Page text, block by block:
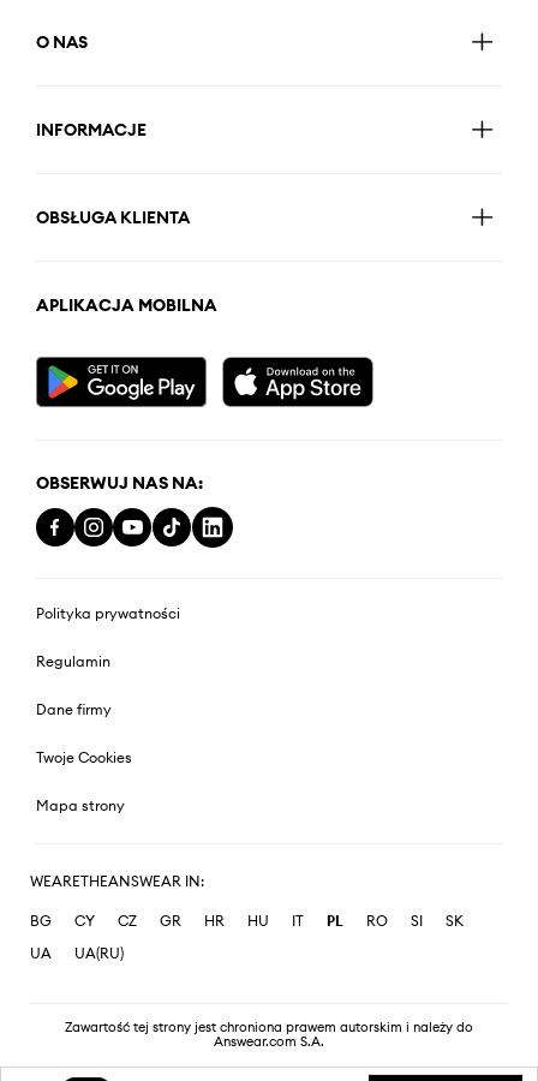
O NAS
INFORMACJE
OBSŁUGA KLIENTA
APLIKACJA MOBILNA
OBSERWUJ NAS NA:
Polityka prywatności
Regulamin
Dane firmy
Twoje Cookies
Mapa strony
WEARETHEANSWEAR IN:
BG CY CZ GR HR HU IT PL RO SI
SK
UA
UA(RU)
Zawartość tej strony jest chroniona prawem autorskim i należy do
Answear.com S.A.